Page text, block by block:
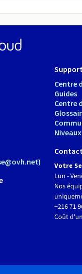
Support
Centre
Guides
Centre
Votre
Lun -
Nos
+216 71
Coût